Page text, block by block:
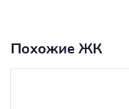
Похожие ЖК